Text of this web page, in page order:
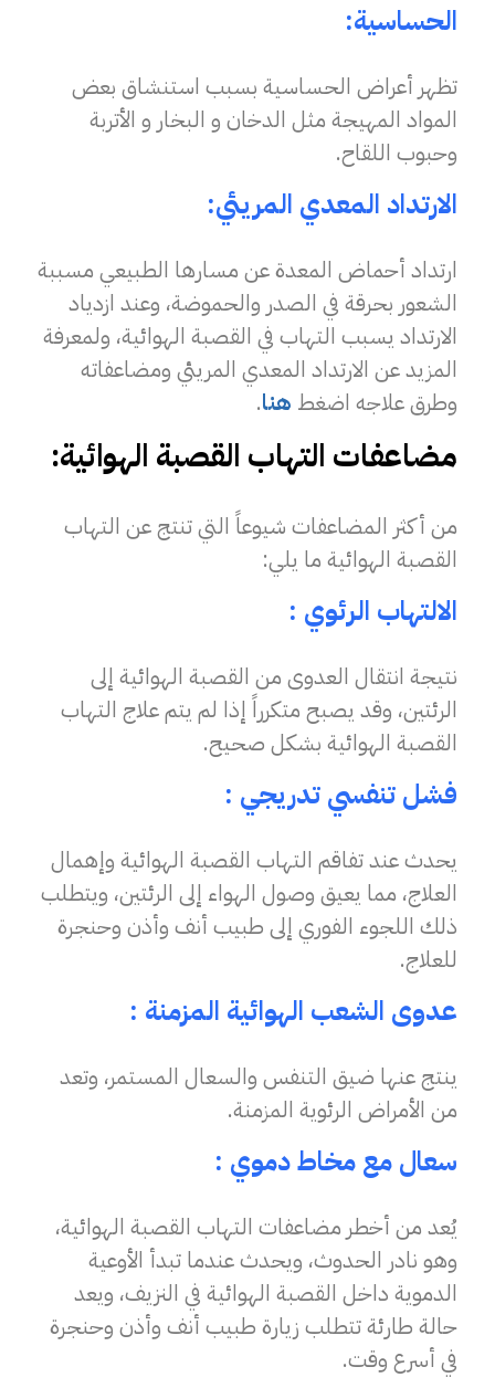
الحساسية:
تظهر أعراض الحساسية بسبب استنشاق بعض
المواد المهيجة مثل الدخان و البخار و الأتربة
وحبوب اللقاح.
الارتداد المعدي المريئي:
ارتداد أحماض المعدة عن مسارها الطبيعي مسببة
الشعور بحرقة في الصدر والحموضة، وعند ازدياد
الارتداد يسبب التهاب في القصبة الهوائية، ولمعرفة
المزيد عن الارتداد المعدي المريئي ومضاعفاته
وطرق علاجه اضغط هنا.
مضاعفات التهاب القصبة الهوائية:
من أكثر المضاعفات شيوعاً التي تنتج عن التهاب
القصبة الهوائية ما يلي:
الالتهاب الرئوي :
نتيجة انتقال العدوى من القصبة الهوائية إلى
الرئتين، وقد يصبح متكرراً إذا لم يتم علاج التهاب
القصبة الهوائية بشكل صحيح.
فشل تنفسي تدريجي :
يحدث عند تفاقم التهاب القصبة الهوائية وإهمال
العلاج، مما يعيق وصول الهواء إلى الرئتين، ويتطلب
ذلك اللجوء الفوري إلى طبيب أنف وأذن وحنجرة
للعلاج.
عدوى الشعب الهوائية المزمنة :
ينتج عنها ضيق التنفس والسعال المستمر، وتعد
من الأمراض الرئوية المزمنة.
سعال مع مخاط دموي :
يُعد من أخطر مضاعفات التهاب القصبة الهوائية،
وهو نادر الحدوث، ويحدث عندما تبدأ الأوعية
الدموية داخل القصبة الهوائية في النزيف، ويعد
حالة طارئة تتطلب زيارة طبيب أنف وأذن وحنجرة
في أسرع وقت.